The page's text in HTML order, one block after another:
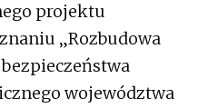
projektu
„Rozbudowa
województwa